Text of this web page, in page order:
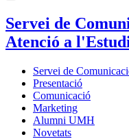
Servei de
Atenció a
Servei de
Presentació
Comunicació
Marketing
Alumni UMH
Novetats